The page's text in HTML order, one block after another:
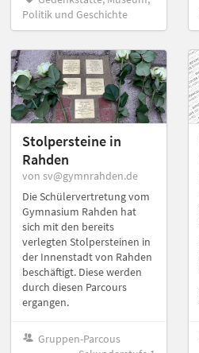
Politik und Geschichte
Stolpersteine in
Rahden
von sv@gymnrahden.de
Die Schülervertretung vom
Gymnasium Rahden hat
sich mit den bereits
verlegten Stolpersteinen in
der Innenstadt von Rahden
beschäftigt. Diese werden
durch diesen Parcours
ergangen.
Gruppen-Parcous